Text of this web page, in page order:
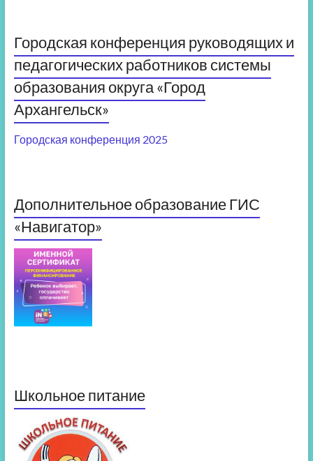
Городская конференция руководящих и
педагогических работников системы
образования округа «Город
Архангельск»
Городская конференция 2025
Дополнительное образование ГИС
«Навигатор»
Школьное питание